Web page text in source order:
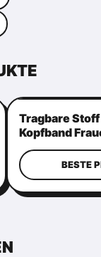
Tragbare
Kopfband
BESTE